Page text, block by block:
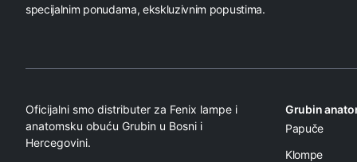
specijalnim ponudama, ekskluzivnim popustima.
Oficijalni smo distributer za Fenix lampe i
anatomsku obuću Grubin u Bosni i
Hercegovini.
Grubin
Papuče
Klompe